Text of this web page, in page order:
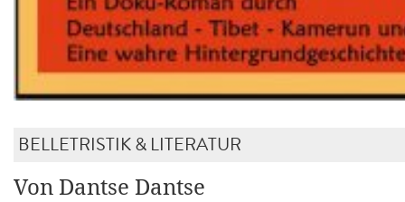
BELLETRISTIK & LITERATUR
Von Dantse Dantse